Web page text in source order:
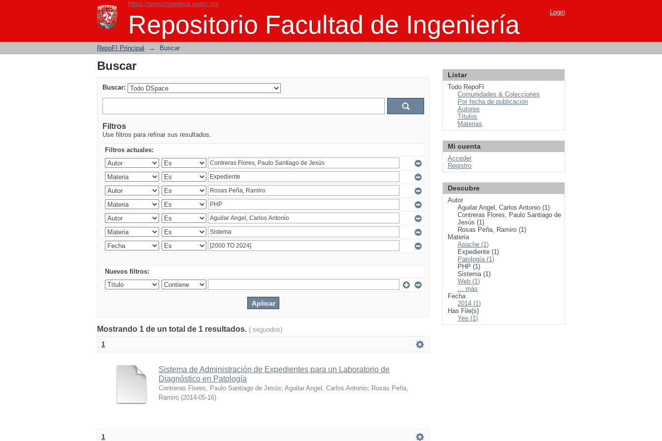
https://www.ingenieria.unam.mx
Repositorio Facultad de Ingeniería
Buscar Login
RepoFI Principal → Buscar
Buscar
Buscar:
Filtros
Use filtros para refinar sus resultados.
Filtros actuales:
Nuevos filtros:
Mostrando 1 de un total de 1 resultados. ( segundos)
1
Sistema de Administración de Expedientes para un Laboratorio de
Diagnóstico en Patología
Contreras Flores, Paulo Santiago de Jesús; Aguilar Angel, Carlos Antonio; Rosas Peña,
Ramiro (2014-05-16)
1
Listar
Todo RepoFI
Comunidades & Colecciones
Por fecha de publicación
Autores
Títulos
Materias
Mi cuenta
Acceder
Registro
Descubre
Autor
Aguilar Angel, Carlos Antonio (1)
Contreras Flores, Paulo Santiago de
Jesús (1)
Rosas Peña, Ramiro (1)
Materia
Apache (1)
Expediente (1)
Patología (1)
PHP (1)
Sistema (1)
Web (1)
... más
Fecha
2014 (1)
Has File(s)
Yes (1)